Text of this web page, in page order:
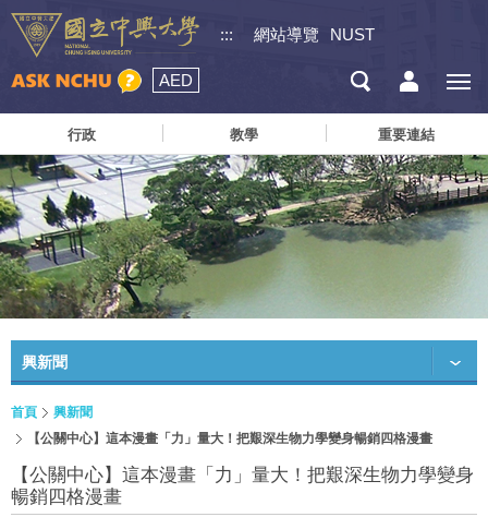
::: 網站導覽 NUST
AED
行政 教學 重要連結
興新聞
首頁
興新聞
【公關中心】這本漫畫「力」量大！把艱深生物力學變身暢銷四格漫畫
【公關中心】這本漫畫「力」量大！把艱深生物力學變身
暢銷四格漫畫